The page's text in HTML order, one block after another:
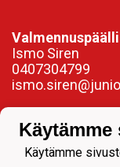
Ismo Siren
0407304799
Käytämme